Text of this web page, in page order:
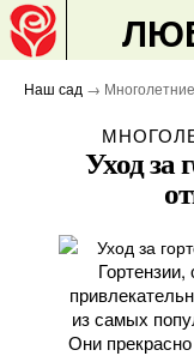
Наш сад →
Уход за
из самых
Они